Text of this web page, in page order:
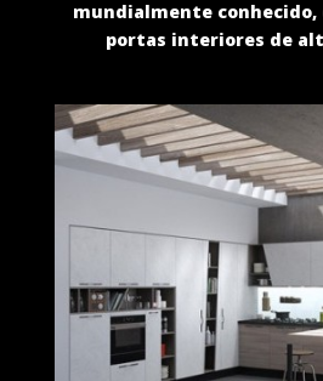
mundialmente conhecido,
portas interiores de